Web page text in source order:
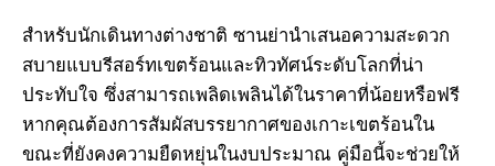
สําหรับนักเดินทางต่างชาติ ซานย่านําเสนอความสะดวก
สบายแบบรีสอร์ทเขตร้อนและทิวทัศน์ระดับโลกที่น่า
ประทับใจ ซึ่งสามารถเพลิดเพลินได้ในราคาที่น้อยหรือฟรี
หากคุณต้องการสัมผัสบรรยากาศของเกาะเขตร้อนใน
ขณะที่ยังคงความยืดหยุ่นในงบประมาณ คู่มือนี้จะช่วยให้